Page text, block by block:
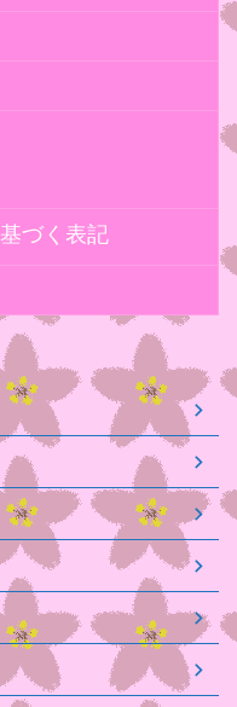
づく表記